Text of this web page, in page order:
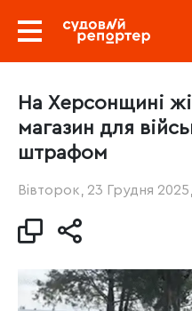
На Херсонщині
магазин для
штрафом
Вівторок, 23 Грудня